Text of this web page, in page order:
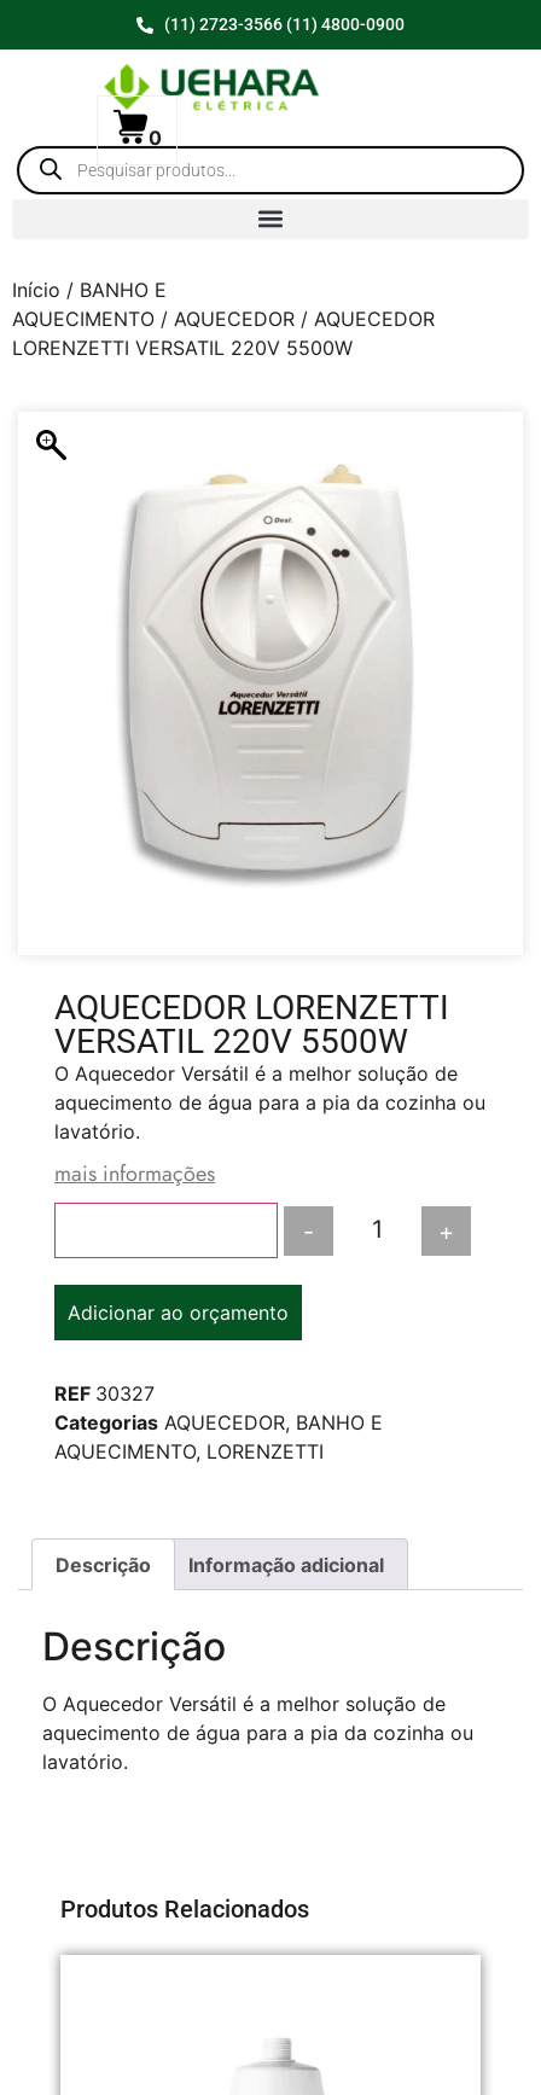
(11) 2723-3566 (11) 4800-0900
0
Início / BANHO E
AQUECIMENTO / AQUECEDOR / AQUECEDOR
LORENZETTI VERSATIL 220V 5500W
AQUECEDOR LORENZETTI
VERSATIL 220V 5500W
O Aquecedor Versátil é a melhor solução de
aquecimento de água para a pia da cozinha ou
lavatório.
mais informações
- +
Adicionar ao orçamento
REF 30327
Categorias AQUECEDOR, BANHO E
AQUECIMENTO, LORENZETTI
Descrição Informação adicional
Descrição
O Aquecedor Versátil é a melhor solução de
aquecimento de água para a pia da cozinha ou
lavatório.
Produtos Relacionados